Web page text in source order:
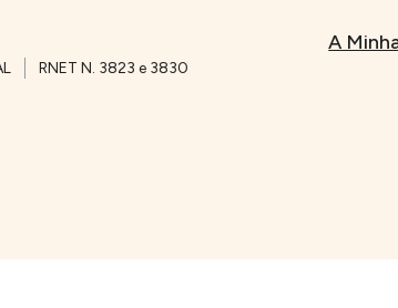
RNET N. 3823 e 3830
A